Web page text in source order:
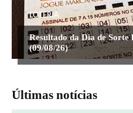
LOTERIA
Resultado da Dia de Sorte
(09/08/26)
Últimas notícias